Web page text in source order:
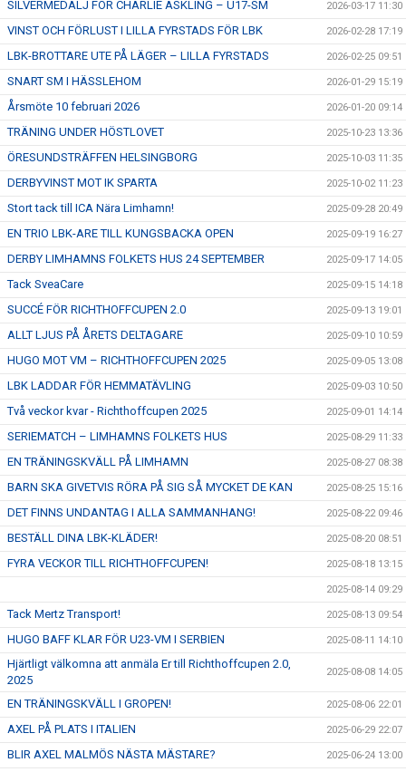
SILVERMEDALJ FÖR CHARLIE ASKLING – U17-SM 2026-03-17 11:30
VINST OCH FÖRLUST I LILLA FYRSTADS FÖR LBK 2026-02-28 17:19
LBK-BROTTARE UTE PÅ LÄGER – LILLA FYRSTADS 2026-02-25 09:51
SNART SM I HÄSSLEHOM 2026-01-29 15:19
Årsmöte 10 februari 2026 2026-01-20 09:14
TRÄNING UNDER HÖSTLOVET 2025-10-23 13:36
ÖRESUNDSTRÄFFEN HELSINGBORG 2025-10-03 11:35
DERBYVINST MOT IK SPARTA 2025-10-02 11:23
Stort tack till ICA Nära Limhamn! 2025-09-28 20:49
EN TRIO LBK-ARE TILL KUNGSBACKA OPEN 2025-09-19 16:27
DERBY LIMHAMNS FOLKETS HUS 24 SEPTEMBER 2025-09-17 14:05
Tack SveaCare 2025-09-15 14:18
SUCCÉ FÖR RICHTHOFFCUPEN 2.0 2025-09-13 19:01
ALLT LJUS PÅ ÅRETS DELTAGARE 2025-09-10 10:59
HUGO MOT VM – RICHTHOFFCUPEN 2025 2025-09-05 13:08
LBK LADDAR FÖR HEMMATÄVLING 2025-09-03 10:50
Två veckor kvar - Richthoffcupen 2025 2025-09-01 14:14
SERIEMATCH – LIMHAMNS FOLKETS HUS 2025-08-29 11:33
EN TRÄNINGSKVÄLL PÅ LIMHAMN 2025-08-27 08:38
BARN SKA GIVETVIS RÖRA PÅ SIG SÅ MYCKET DE KAN 2025-08-25 15:16
DET FINNS UNDANTAG I ALLA SAMMANHANG! 2025-08-22 09:46
BESTÄLL DINA LBK-KLÄDER! 2025-08-20 08:51
FYRA VECKOR TILL RICHTHOFFCUPEN! 2025-08-18 13:15
2025-08-14 09:29
Tack Mertz Transport! 2025-08-13 09:54
HUGO BAFF KLAR FÖR U23-VM I SERBIEN 2025-08-11 14:10
Hjärtligt välkomna att anmäla Er till Richthoffcupen 2.0,
2025
2025-08-08 14:05
EN TRÄNINGSKVÄLL I GROPEN! 2025-08-06 22:01
AXEL PÅ PLATS I ITALIEN 2025-06-29 22:07
BLIR AXEL MALMÖS NÄSTA MÄSTARE? 2025-06-24 13:00